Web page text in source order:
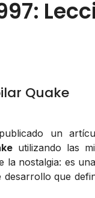
Quake
un
utilizando las
la nostalgia: es
que